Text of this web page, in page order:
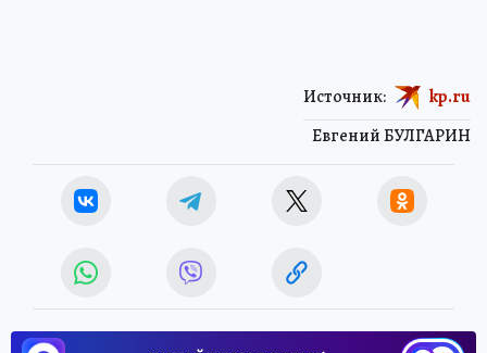
Евгений БУЛГАРИН
Источник: kp.ru